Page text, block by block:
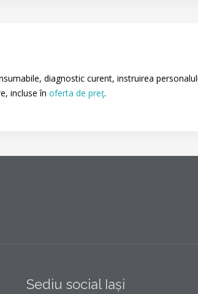
diagnostic curent, instruirea
incluse în oferta de preţ.
Sediu social Iași